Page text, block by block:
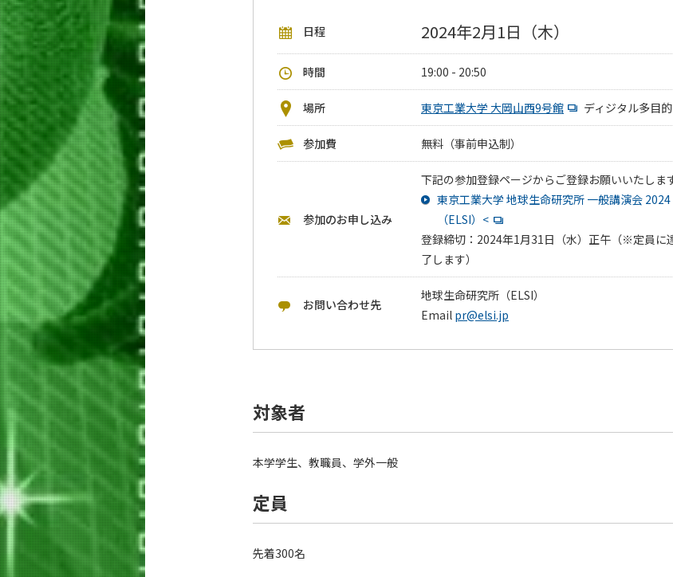
日程 2024年2月1日（木）
時間 19:00 - 20:50
場所 東京工業大学 大岡山西9号館 ディジタル多目
参加費 無料（事前申込制）
参加のお申し込み
下記の参加登録ページからご登録お願いいたします
東京工業大学 地球生命研究所 一般講演会
（ELSI）<
登録締切：2024年1月31日（水）正午（※定員に
了します）
お問い合わせ先
地球生命研究所（ELSI）
Email pr@elsi.jp
対象者
本学学生、教職員、学外一般
定員
先着300名